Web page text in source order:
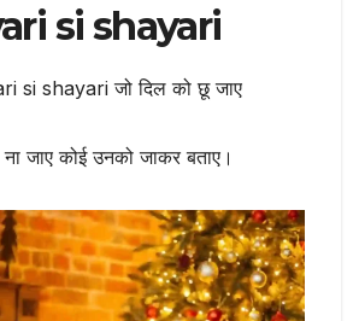
si shayari
si shayari जो दिल को छू जाए
जाए कोई उनको जाकर बताए।